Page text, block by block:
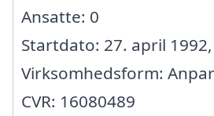
Ansatte: 0
Startdato: 27. april 1992,
Virksomhedsform:
CVR: 16080489